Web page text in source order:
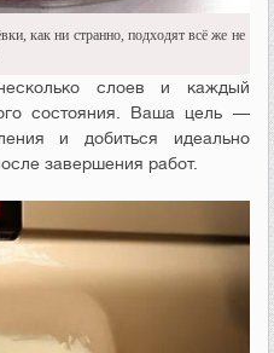
как ни странно, подходят всё же не
слоев и каждый
состояния. Ваша цель —
и добиться идеально
завершения работ.